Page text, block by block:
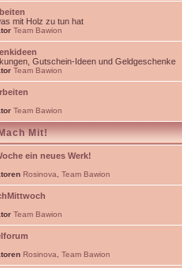
mit Holz zu tun hat
Team Bawion
Gutschein-Ideen und Geldgeschenke
Team Bawion
Team Bawion
Mit!
ein neues Werk!
Rosinova Team Bawion
Team Bawion
Rosinova Team Bawion